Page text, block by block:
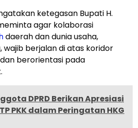
ketegasan Bupati H.
agar kolaborasi
daerah dan dunia usaha,
wajib berjalan di atas koridor
berorientasi pada
DPRD Berikan Apresiasi
PKK dalam Peringatan HKG